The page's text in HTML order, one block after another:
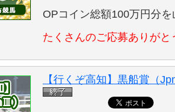
OPコイン総額100万円分
たくさんのご応募ありがと
【行くぞ高知】黒船賞（